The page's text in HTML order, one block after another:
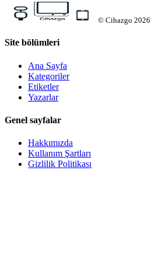
© Cihazgo 2026
Site bölümleri
Ana Sayfa
Kategoriler
Etiketler
Yazarlar
Genel sayfalar
Hakkımızda
Kullanım Şartları
Gizlilik Politikası